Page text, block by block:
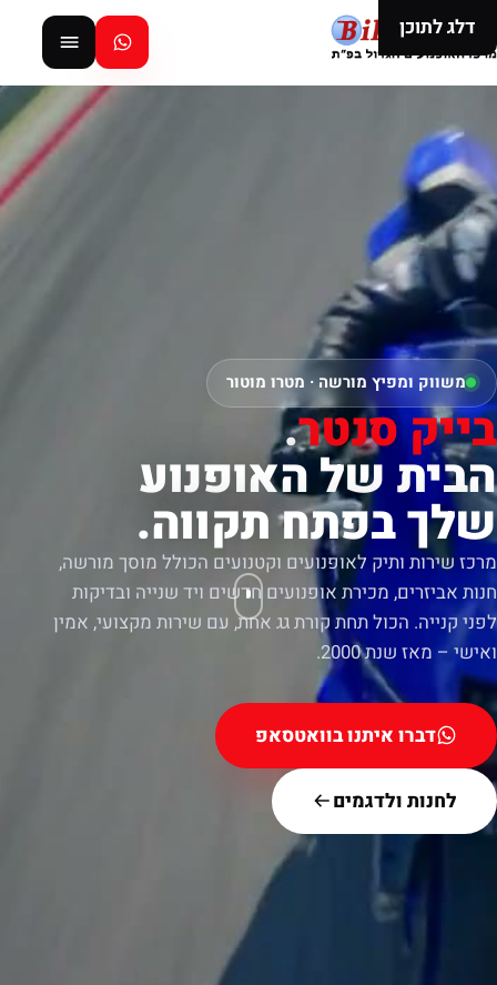
דלג לתוכן
משווק ומפיץ מורשה · מטרו מוטור
בייק סנטר.
הבית של האופנוע
שלך בפתח תקווה.
מרכז שירות ותיק לאופנועים וקטנועים הכולל מוסך מורשה,
חנות אביזרים, מכירת אופנועים חדשים ויד שנייה ובדיקות
לפני קנייה. הכול תחת קורת גג אחת, עם שירות מקצועי, אמין
ואישי – מאז שנת 2000.
דברו איתנו בוואטסאפ
לחנות ולדגמים